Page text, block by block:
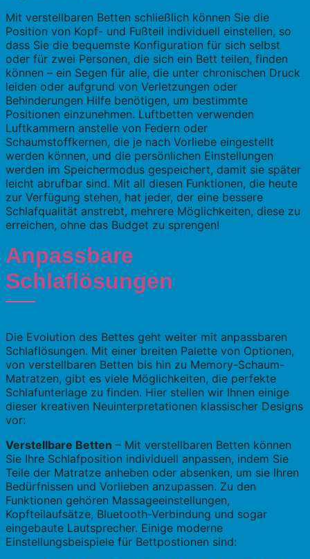
Mit verstellbaren Betten schließlich können Sie die
Position von Kopf- und Fußteil individuell einstellen, so
dass Sie die bequemste Konfiguration für sich selbst
oder für zwei Personen, die sich ein Bett teilen, finden
können – ein Segen für alle, die unter chronischen Druck
leiden oder aufgrund von Verletzungen oder
Behinderungen Hilfe benötigen, um bestimmte
Positionen einzunehmen. Luftbetten verwenden
Luftkammern anstelle von Federn oder
Schaumstoffkernen, die je nach Vorliebe eingestellt
werden können, und die persönlichen Einstellungen
werden im Speichermodus gespeichert, damit sie später
leicht abrufbar sind. Mit all diesen Funktionen, die heute
zur Verfügung stehen, hat jeder, der eine bessere
Schlafqualität anstrebt, mehrere Möglichkeiten, diese zu
erreichen, ohne das Budget zu sprengen!
Anpassbare
Schlaflösungen
Die Evolution des Bettes geht weiter mit anpassbaren
Schlaflösungen. Mit einer breiten Palette von Optionen,
von verstellbaren Betten bis hin zu Memory-Schaum-
Matratzen, gibt es viele Möglichkeiten, die perfekte
Schlafunterlage zu finden. Hier stellen wir Ihnen einige
dieser kreativen Neuinterpretationen klassischer Designs
vor:
Verstellbare Betten – Mit verstellbaren Betten können
Sie Ihre Schlafposition individuell anpassen, indem Sie
Teile der Matratze anheben oder absenken, um sie Ihren
Bedürfnissen und Vorlieben anzupassen. Zu den
Funktionen gehören Massageeinstellungen,
Kopfteilaufsätze, Bluetooth-Verbindung und sogar
eingebaute Lautsprecher. Einige moderne
Einstellungsbeispiele für Bettpostionen sind: